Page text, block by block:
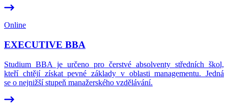
Online
EXECUTIVE BBA
Studium BBA je určeno pro čerstvé absolventy středních škol,
kteří chtějí získat pevné základy v oblasti managementu. Jedná
se o nejnižší stupeň manažerského vzdělávání.